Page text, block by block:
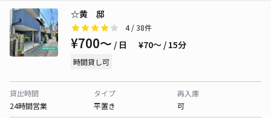
☆黄 邸
4/ 38件
¥700〜 / 日 ¥70〜 / 15分
時間貸し可
貸出時間
24時間営業
タイプ
平置き
再入庫
可